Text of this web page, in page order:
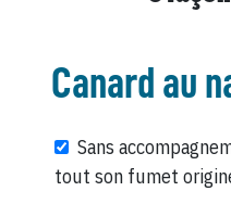
Canard au
Sans
tout son fumet